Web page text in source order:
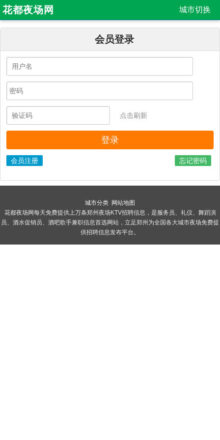
城市切换
花都夜场网
会员登录
点击刷新
忘记密码
会员注册
城市分类 网站地图
花都夜场网每天免费提供上万条郑州夜场KTV招聘信息，是服务员、礼仪、舞蹈演
员、酒水促销员、酒吧歌手兼职信息首选网站，立足郑州为全国各大城市夜场免费提
供招聘信息发布平台。